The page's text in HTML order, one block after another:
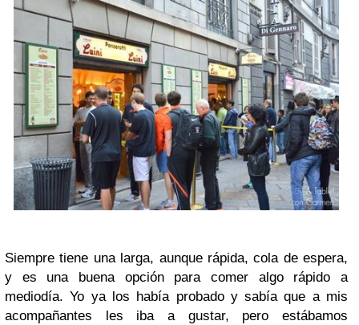
Siempre tiene una larga, aunque rápida, cola de espera,
y es una buena opción para comer algo rápido a
mediodía. Yo ya los había probado y sabía que a mis
acompañantes les iba a gustar, pero estábamos